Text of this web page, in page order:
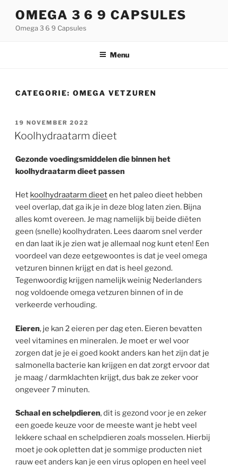
inhoud
OMEGA 3 6 9 CAPSULES
Omega 3 6 9 Capsules
Menu
CATEGORIE: OMEGA VETZUREN
GEPLAATST
OP
19 NOVEMBER 2022
Koolhydraatarm dieet
Gezonde voedingsmiddelen die binnen het
koolhydraatarm dieet passen
Het koolhydraatarm dieeten het paleo dieet hebben
veel overlap, dat ga ik je in deze blog laten zien. Bijna
alles komt overeen. Je mag namelijk bij beide diëten
geen (snelle) koolhydraten. Lees daarom snel verder
en dan laat ik je zien wat je allemaal nog kunt eten! Een
voordeel van deze eetgewoontes is dat je veel omega
vetzuren binnen krijgt en dat is heel gezond.
Tegenwoordig krijgen namelijk weinig Nederlanders
nog voldoende omega vetzuren binnen of in de
verkeerde verhouding.
Eieren, je kan 2 eieren per dag eten. Eieren bevatten
veel vitamines en mineralen. Je moet er wel voor
zorgen dat je je ei goed kookt anders kan het zijn dat je
salmonella bacterie kan krijgen en dat zorgt ervoor dat
je maag / darmklachten krijgt, dus bak ze zeker voor
ongeveer 7 minuten.
Schaal en schelpdieren, dit is gezond voor je en zeker
een goede keuze voor de meeste want je hebt veel
lekkere schaal en schelpdieren zoals mosselen. Hierbij
moet je ook opletten dat je sommige producten niet
rauw eet anders kan je een virus oplopen en heel veel